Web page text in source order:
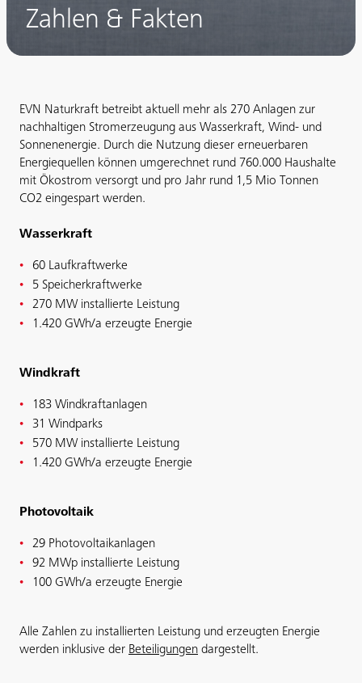
Zahlen & Fakten
EVN Naturkraft betreibt aktuell mehr als 270 Anlagen zur
nachhaltigen Stromerzeugung aus Wasserkraft, Wind- und
Sonnenenergie. Durch die Nutzung dieser erneuerbaren
Energiequellen können umgerechnet rund 760.000 Haushalte
mit Ökostrom versorgt und pro Jahr rund 1,5 Mio Tonnen
CO2 eingespart werden.
Wasserkraft
60 Laufkraftwerke
5 Speicherkraftwerke
270 MW installierte Leistung
1.420 GWh/a erzeugte Energie
Windkraft
183 Windkraftanlagen
31 Windparks
570 MW installierte Leistung
1.420 GWh/a erzeugte Energie
Photovoltaik
29 Photovoltaikanlagen
92 MWp installierte Leistung
100 GWh/a erzeugte Energie
Alle Zahlen zu installierten Leistung und erzeugten Energie
werden inklusive der Beteiligungen dargestellt.